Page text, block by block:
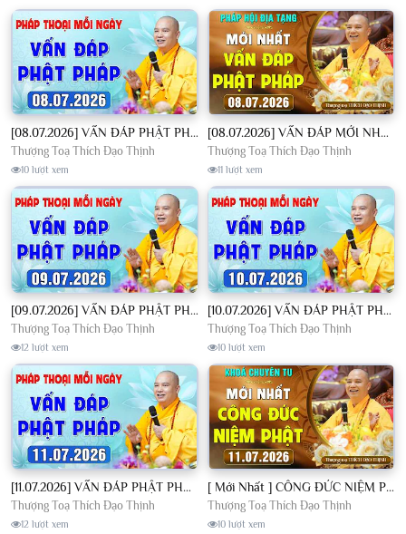
[08.07.2026] VẤN ĐÁP PHẬT PHÁP - Nghe Thầy giảng Pháp mỗi ngày CÔNG ĐỨC VÔ LƯỢNG│TT. Thích Đạo Thịnh
Thượng Toạ Thích Đạo Thịnh
10 lượt xem
[08.07.2026] VẤN ĐÁP MỚI NHẤT - Pháp Hội Địa Tạng Chùa Khai Nguyên | TT. Thích Đạo Thịnh
Thượng Toạ Thích Đạo Thịnh
11 lượt xem
[09.07.2026] VẤN ĐÁP PHẬT PHÁP - Nghe Thầy giảng Pháp mỗi ngày CÔNG ĐỨC VÔ LƯỢNG│TT. Thích Đạo Thịnh
Thượng Toạ Thích Đạo Thịnh
12 lượt xem
[10.07.2026] VẤN ĐÁP PHẬT PHÁP - Nghe Thầy giảng Pháp mỗi ngày CÔNG ĐỨC VÔ LƯỢNG│TT. Thích Đạo Thịnh
Thượng Toạ Thích Đạo Thịnh
10 lượt xem
[11.07.2026] VẤN ĐÁP PHẬT PHÁP - Nghe Thầy giảng Pháp mỗi ngày CÔNG ĐỨC VÔ LƯỢNG│TT. Thích Đạo Thịnh
Thượng Toạ Thích Đạo Thịnh
12 lượt xem
[ Mới Nhất ] CÔNG ĐỨC NIỆM PHẬT - Khoá Chuyên Tu Chùa Khai Nguyên 11/07/2026 | TT. Thích Đạo Thịnh
Thượng Toạ Thích Đạo Thịnh
10 lượt xem